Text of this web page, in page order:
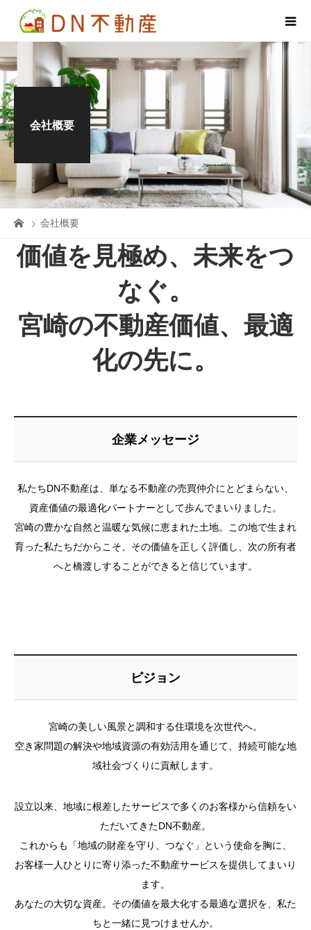
会社概要
会社概要
価値を見極め、未来をつ
なぐ。
宮崎の不動産価値、最適
化の先に。
企業メッセージ
私たちDN不動産は、単なる不動産の売買仲介にとどまらない、
資産価値の最適化パートナーとして歩んでまいりました。
宮崎の豊かな自然と温暖な気候に恵まれた土地。この地で生まれ
育った私たちだからこそ、その価値を正しく評価し、次の所有者
へと橋渡しすることができると信じています。
ビジョン
宮崎の美しい風景と調和する住環境を次世代へ。
空き家問題の解決や地域資源の有効活用を通じて、持続可能な地
域社会づくりに貢献します。
設立以来、地域に根差したサービスで多くのお客様から信頼をい
ただいてきたDN不動産。
これからも「地域の財産を守り、つなぐ」という使命を胸に、
お客様一人ひとりに寄り添った不動産サービスを提供してまいり
ます。
あなたの大切な資産。その価値を最大化する最適な選択を、私た
ちと一緒に見つけませんか。